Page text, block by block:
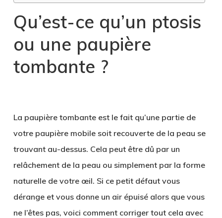
Qu’est-ce qu’un ptosis
ou une paupière
tombante ?
La paupière tombante est le fait qu’une partie de
votre paupière mobile soit recouverte de la peau se
trouvant au-dessus. Cela peut être dû par un
relâchement de la peau ou simplement par la forme
naturelle de votre œil. Si ce petit défaut vous
dérange et vous donne un air épuisé alors que vous
ne l’êtes pas, voici comment corriger tout cela avec